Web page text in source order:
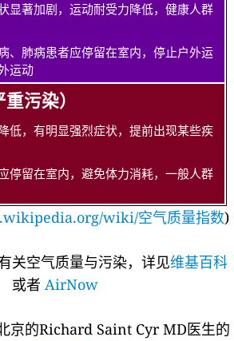
显著加剧，运动耐受力降低，健康人群
、肺病患者应停留在室内，停止户外运
运动
污染）
低，有明显强烈症状，提前出现某些疾
停留在室内，避免体力消耗，一般人群
wiki/空气质量指数)
关空气质量与污染，详见维基百科
或者 AirNow
京的Richard Saint Cyr MD医生的